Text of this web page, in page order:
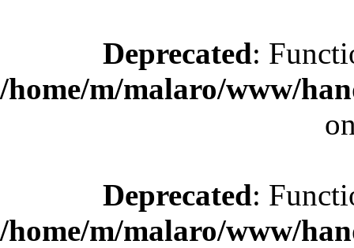
Deprecated:
/home/m/malaro/www/
Deprecated:
/home/m/malaro/www/